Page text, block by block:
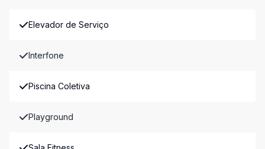
Elevador de Serviço
Interfone
Piscina Coletiva
Playground